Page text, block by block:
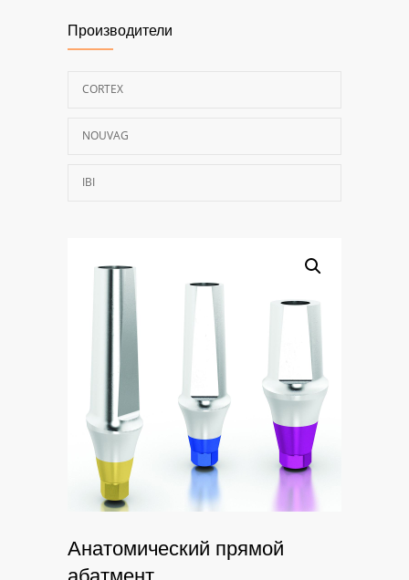
Производители
CORTEX
NOUVAG
IBI
Анатомический прямой